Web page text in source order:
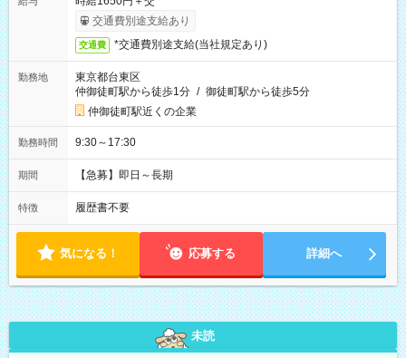
交通費別途支給あり
交通費 *交通費別途支給(当社規定あり)
勤務地
東京都台東区
仲御徒町駅から徒歩1分 / 御徒町駅から徒歩5分
仲御徒町駅近くの企業
勤務時間 9:30～17:30
期間 【急募】即日～長期
特徴 履歴書不要
気になる！ 応募する 詳細へ
未読